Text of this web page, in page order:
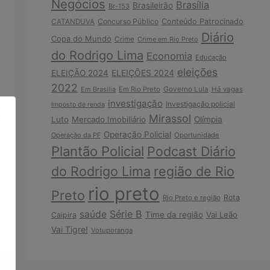
Negócios Br-153 Brasileirão Brasília
CATANDUVA Concurso Público Conteúdo Patrocinado
Copa do Mundo Crime Crime em Rio Preto Diário
do Rodrigo Lima Economia Educação
ELEIÇÃO 2024 ELEIÇÕES 2024 eleições
2022 Em Brasília Em Rio Preto Governo Lula Há vagas
Imposto de renda investigação Investigação policial
Luto Mercado Imobiliário Mirassol Olímpia
Operação da PF Operação Policial Oportunidade
Plantão Policial Podcast Diário
do Rodrigo Lima região de Rio
Preto rio preto Rio Preto e região Rota
Caipira saúde Série B Time da região Vai Leão
Vai Tigre! Votuporanga